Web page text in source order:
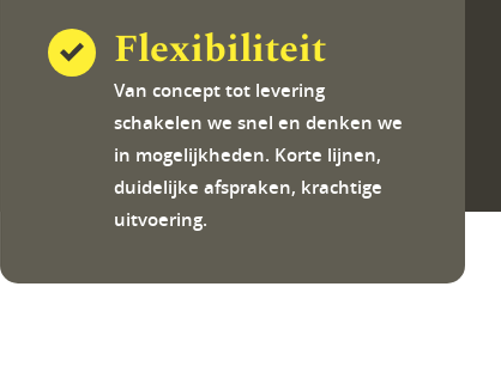
Flexibiliteit
Van concept tot levering
schakelen we snel en denken we
in mogelijkheden. Korte lijnen,
duidelijke afspraken, krachtige
uitvoering.